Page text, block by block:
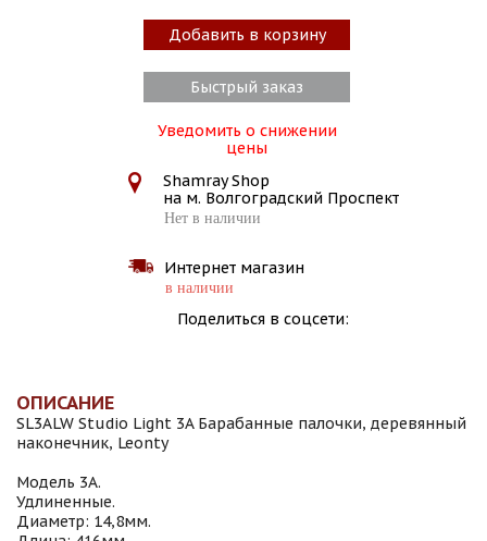
Добавить в корзину
Быстрый заказ
Уведомить о снижении
цены
Shamray Shop
на м. Волгоградский Проспект
Нет в наличии
Интернет магазин
в наличии
Поделиться в соцсети:
ОПИСАНИЕ
SL3ALW Studio Light 3A Барабанные палочки, деревянный
наконечник, Leonty
Модель 3A.
Удлиненные.
Диаметр: 14,8мм.